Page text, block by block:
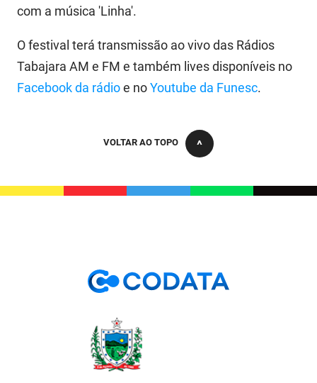
com a música 'Linha'.
O festival terá transmissão ao vivo das Rádios
Tabajara AM e FM e também lives disponíveis no
Facebook da rádioe noYoutube da Funesc.
VOLTAR AO TOPO